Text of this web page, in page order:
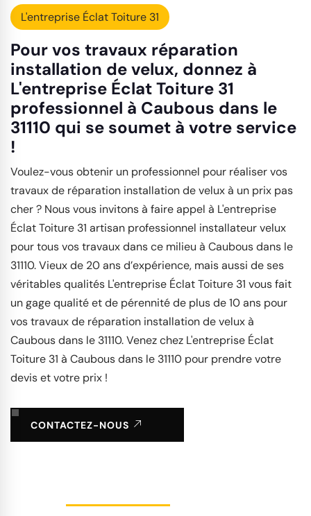
L'entreprise Éclat Toiture 31
Pour vos travaux réparation
installation de velux, donnez à
L'entreprise Éclat Toiture 31
professionnel à Caubous dans le
31110 qui se soumet à votre service
!
Voulez-vous obtenir un professionnel pour réaliser vos
travaux de réparation installation de velux à un prix pas
cher ? Nous vous invitons à faire appel à L'entreprise
Éclat Toiture 31 artisan professionnel installateur velux
pour tous vos travaux dans ce milieu à Caubous dans le
31110. Vieux de 20 ans d’expérience, mais aussi de ses
véritables qualités L'entreprise Éclat Toiture 31 vous fait
un gage qualité et de pérennité de plus de 10 ans pour
vos travaux de réparation installation de velux à
Caubous dans le 31110. Venez chez L'entreprise Éclat
Toiture 31 à Caubous dans le 31110 pour prendre votre
devis et votre prix !
CONTACTEZ-NOUS